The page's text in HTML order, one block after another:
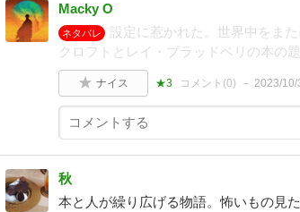
Macky O
ネタバレ
設定に惹かれた。世界中をま
クロフトとレイ・ブラッドベリの本の
ナイス ★3 コメント(0) 2023/10/
秋
本と人が繰り広げる物語。怖いもの見